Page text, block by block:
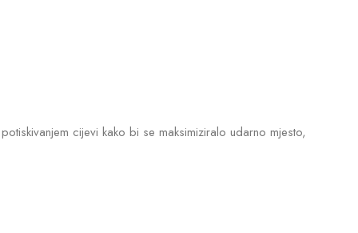
cijevi kako bi se maksimiziralo udarno mjesto,